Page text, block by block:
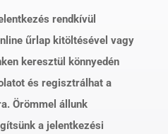
rendkívül
űrlap kitöltésével vagy
keresztül könnyedén
és regisztrálhat a
Örömmel állunk
a jelentkezési